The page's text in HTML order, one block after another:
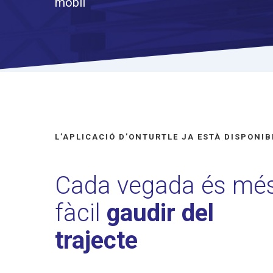
L’APLICACIÓ D’ONTURTLE JA ESTÀ
Cada vegada és
fàcil gaudir del
trajecte